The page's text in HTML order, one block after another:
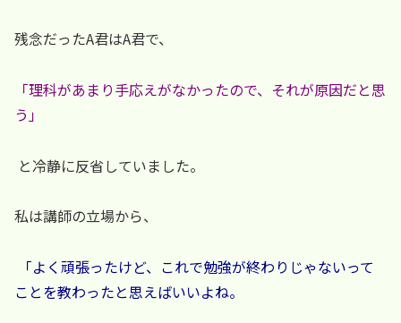
残念だったA君はA君で、
「理科があまり手応えがなかったので、それが原因だと思
う」
と冷静に反省していました。
私は講師の立場から、
「よく頑張ったけど、これで勉強が終わりじゃないって
ことを教わったと思えばいいよね。